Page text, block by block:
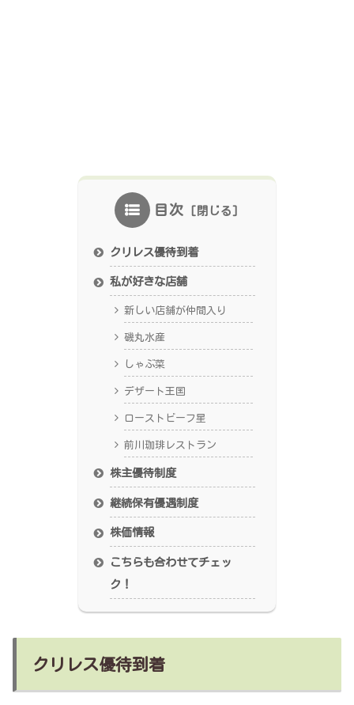
目次
クリレス優待到着
私が好きな店舗
新しい店舗が仲間入り
磯丸水産
しゃぶ菜
デザート王国
ローストビーフ星
前川珈琲レストラン
株主優待制度
継続保有優遇制度
株価情報
こちらも合わせてチェッ
ク！
クリレス優待到着